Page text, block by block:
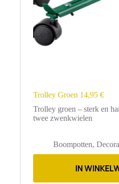
Trolley Groen 14,95 €
Trolley groen – sterk en
twee zwenkwielen
Boompotten,
IN